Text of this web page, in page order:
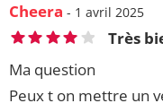
Cheera - 1 avril 2025
Très
Ma question
Peux t on mettre un